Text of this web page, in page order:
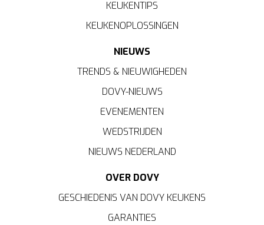
KEUKENTIPS
KEUKENOPLOSSINGEN
NIEUWS
TRENDS & NIEUWIGHEDEN
DOVY-NIEUWS
EVENEMENTEN
WEDSTRIJDEN
NIEUWS NEDERLAND
OVER DOVY
GESCHIEDENIS VAN DOVY KEUKENS
GARANTIES